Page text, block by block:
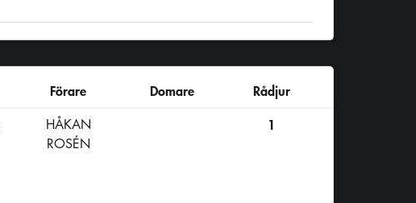
Förare Domare
Rådjur
HÅKAN
ROSÉN
1